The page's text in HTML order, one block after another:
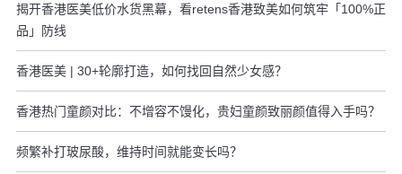
揭开香港医美低价水货黑幕，看retens香港致美如何筑牢「100%正
品」防线
香港医美 | 30+轮廓打造，如何找回自然少女感？
香港热门童颜对比：不增容不馒化，贵妇童颜致丽颜值得入手吗？
频繁补打玻尿酸，维持时间就能变长吗？